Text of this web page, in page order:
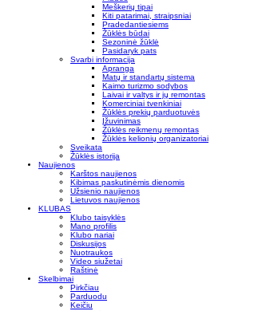
Meškerių tipai
Kiti patarimai, straipsniai
Pradedantiesiems
Žūklės būdai
Sezoninė žūklė
Pasidaryk pats
Svarbi informacija
Apranga
Matų ir standartų sistema
Kaimo turizmo sodybos
Laivai ir valtys ir jų remontas
Komerciniai tvenkiniai
Žūklės prekių parduotuvės
Įžuvinimas
Žūklės reikmenų remontas
Žūklės kelionių organizatoriai
Sveikata
Žūklės istorija
Naujienos
Karštos naujienos
Kibimas paskutinėmis dienomis
Užsienio naujienos
Lietuvos naujienos
KLUBAS
Klubo taisyklės
Mano profilis
Klubo nariai
Diskusijos
Nuotraukos
Video siužetai
Raštinė
Skelbimai
Pirkčiau
Parduodu
Keičiu